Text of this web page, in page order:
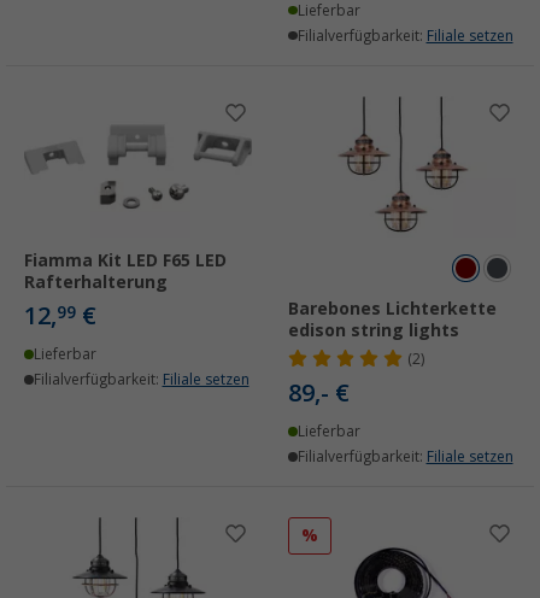
Lieferbar
Filialverfügbarkeit: Filiale setzen
Fiamma Kit LED F65 LED
Rafterhalterung
12,99 €
Lieferbar
Filialverfügbarkeit: Filiale setzen
Barebones Lichterkette
edison string lights
(2)
89,- €
Lieferbar
Filialverfügbarkeit: Filiale setzen
%